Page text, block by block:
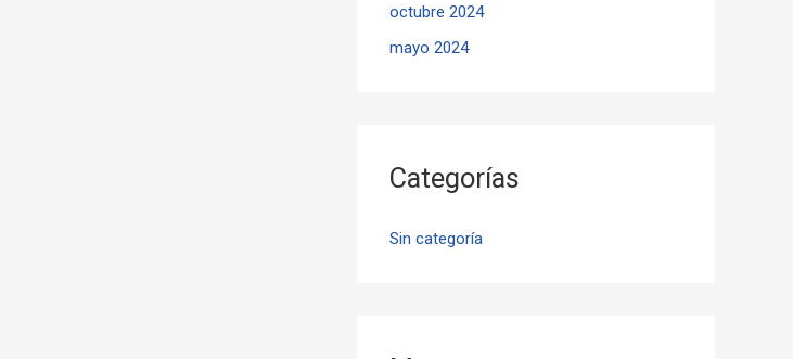
octubre 2024
mayo 2024
Categorías
Sin categoría